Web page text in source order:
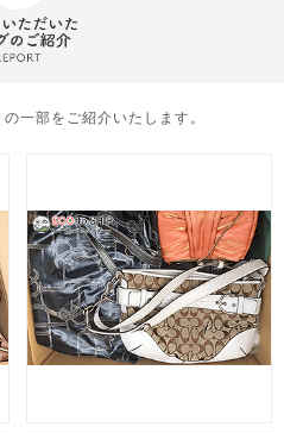
の一部をご紹介いたします。